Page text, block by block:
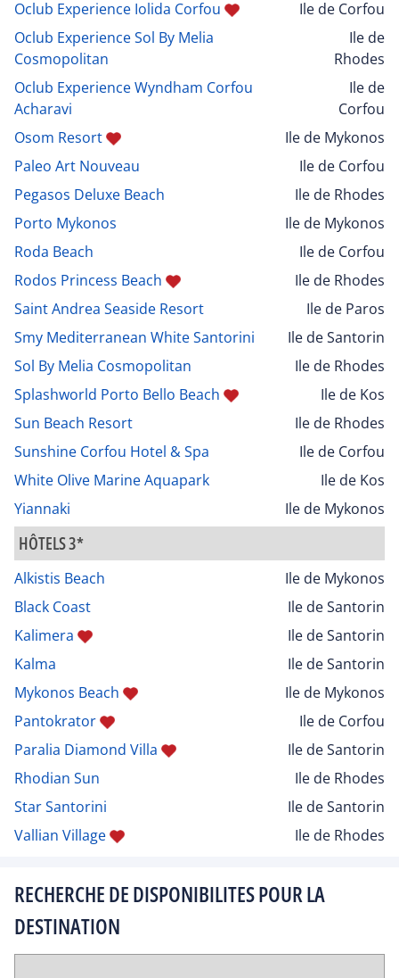
Oclub Experience Iolida Corfou
Ile de Corfou
Oclub Experience Sol By Melia
Cosmopolitan
Ile de
Rhodes
Oclub Experience Wyndham Corfou
Acharavi
Ile de
Corfou
Osom Resort
Ile de Mykonos
Paleo Art Nouveau
Ile de Corfou
Pegasos Deluxe Beach
Ile de Rhodes
Porto Mykonos
Ile de Mykonos
Roda Beach
Ile de Corfou
Rodos Princess Beach
Ile de Rhodes
Saint Andrea Seaside Resort
Ile de Paros
Smy Mediterranean White Santorini
Ile de Santorin
Sol By Melia Cosmopolitan
Ile de Rhodes
Splashworld Porto Bello Beach
Ile de Kos
Sun Beach Resort
Ile de Rhodes
Sunshine Corfou Hotel & Spa
Ile de Corfou
White Olive Marine Aquapark
Ile de Kos
Yiannaki
Ile de Mykonos
HÔTELS 3*
Alkistis Beach
Ile de Mykonos
Black Coast
Ile de Santorin
Kalimera
Ile de Santorin
Kalma
Ile de Santorin
Mykonos Beach
Ile de Mykonos
Pantokrator
Ile de Corfou
Paralia Diamond Villa
Ile de Santorin
Rhodian Sun
Ile de Rhodes
Star Santorini
Ile de Santorin
Vallian Village
Ile de Rhodes
RECHERCHE DE DISPONIBILITES POUR LA
DESTINATION